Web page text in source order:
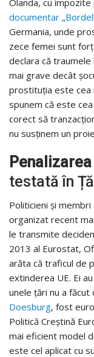
documentar
Germania, unde
zece femei sunt
declara că
mai grave decât
prostituția este cea
spunem că este
corect să
nu susținem un
testată în
Politicieni și
organizat recent
le transmite
2013 al Eurostat,
arăta că traficul de
extinderea UE. Ei
unele țări nu a făcut
Doesburg, fost
Politică Creștină
mai eficient model
este cel aplicat cu